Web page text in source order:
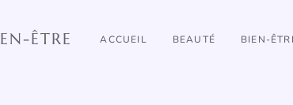
ÊTRE ACCUEIL BEAUTÉ BIEN-